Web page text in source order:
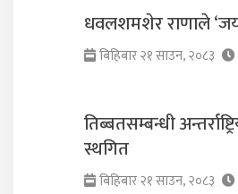
धवलशमशेर राणाले ‘जय
बिहिबार २१ साउन, २०८३
तिब्बतसम्बन्धी
स्थगित
बिहिबार २१ साउन, २०८३